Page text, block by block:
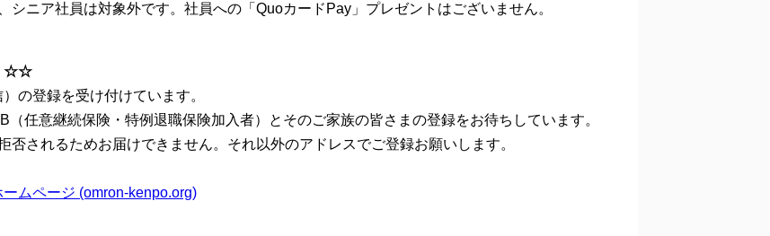
です。社員への「QuoカードPay」プレゼントはございません。
☆☆
の登録を受け付けています。
任意継続保険・特例退職保険加入者）とそのご家族の皆さまの登録をお待ちしています。
否されるためお届けできません。それ以外のアドレスでご登録お願いします。
ムページ (omron-kenpo.org)